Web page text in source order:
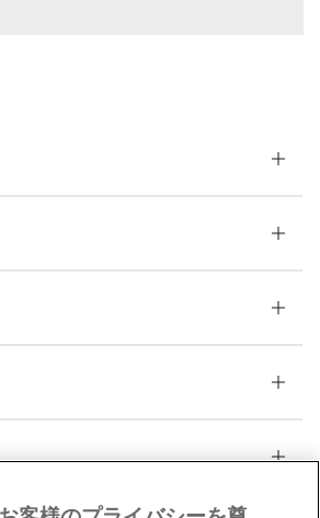
基づく表示